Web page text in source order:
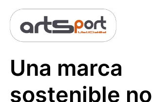
Una marca
sostenible no